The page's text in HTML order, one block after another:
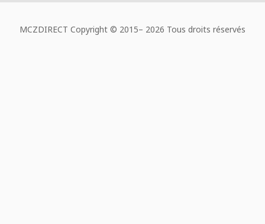
MCZDIRECT Copyright © 2015– 2026 Tous droits réservés